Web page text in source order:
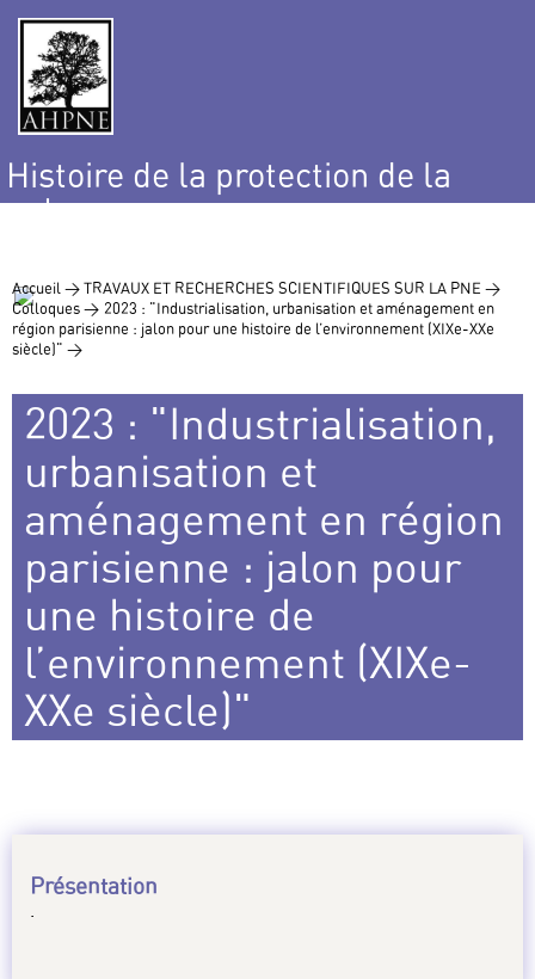
Histoire de la protection de la
nature
Accueil >TRAVAUX ET RECHERCHES SCIENTIFIQUES SUR LA PNE >
Colloques > 2023 : "Industrialisation, urbanisation et aménagement en
région parisienne : jalon pour une histoire de l’environnement (XIXe-XXe
siècle)" >
2023 : "Industrialisation,
urbanisation et
aménagement en région
parisienne : jalon pour
une histoire de
l’environnement (XIXe-
XXe siècle)"
Présentation
.